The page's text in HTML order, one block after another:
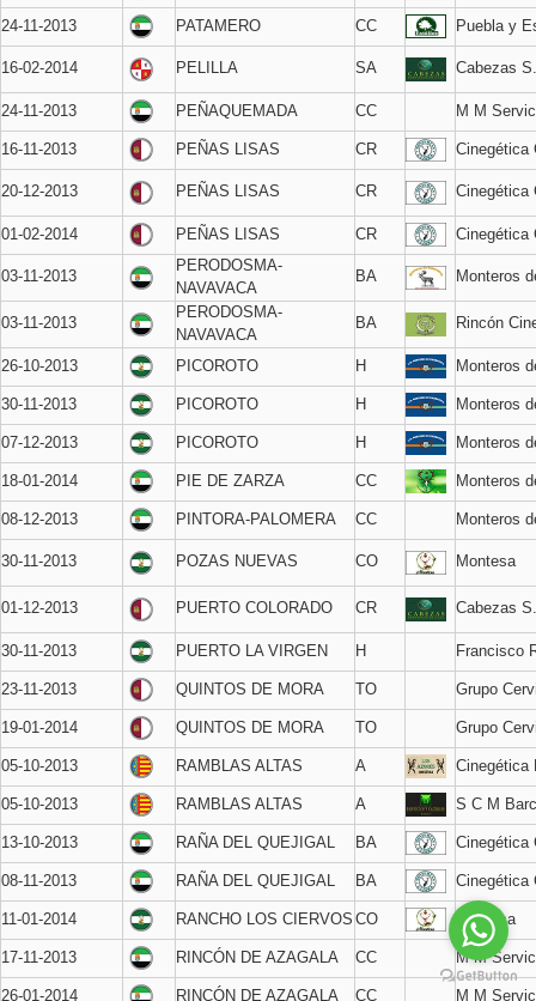
24-11-2013 PATAMERO CC Puebla y
16-02-2014 PELILLA SA Cabezas
24-11-2013 PEÑAQUEMADA CC M M
16-11-2013 PEÑAS LISAS CR Cinegética
20-12-2013 PEÑAS LISAS CR Cinegética
01-02-2014 PEÑAS LISAS CR Cinegética
03-11-2013
PERODOSMA-
NAVAVACA
BA Monteros
03-11-2013
PERODOSMA-
NAVAVACA
BA Rincón
26-10-2013 PICOROTO H Monteros
30-11-2013 PICOROTO H Monteros
07-12-2013 PICOROTO H Monteros
18-01-2014 PIE DE ZARZA CC Monteros
08-12-2013 PINTORA-PALOMERA CC Monteros
30-11-2013 POZAS NUEVAS CO Montesa
01-12-2013 PUERTO COLORADO CR Cabezas
30-11-2013 PUERTO LA VIRGEN H Francisco
23-11-2013 QUINTOS DE MORA TO Grupo
19-01-2014 QUINTOS DE MORA TO Grupo
05-10-2013 RAMBLAS ALTAS A Cinegética
05-10-2013 RAMBLAS ALTAS A S C M
13-10-2013 RAÑA DEL QUEJIGAL BA Cinegética
08-11-2013 RAÑA DEL QUEJIGAL BA Cinegética
11-01-2014 RANCHO LOS CIERVOS CO Montesa
17-11-2013 RINCÓN DE AZAGALA CC M M
26-01-2014 RINCÓN DE AZAGALA CC M M